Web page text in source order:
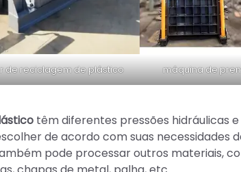
de reciclagem de plástico máquina de
têm diferentes pressões hidráulicas
de acordo com suas necessidades
pode processar outros materiais,